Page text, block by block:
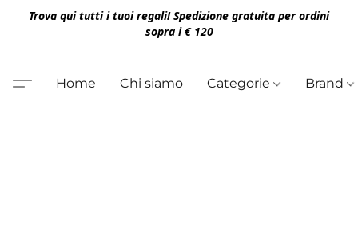
Trova qui tutti i tuoi regali! Spedizione gratuita per ordini
sopra i € 120
Home Chi siamo Categorie Brand